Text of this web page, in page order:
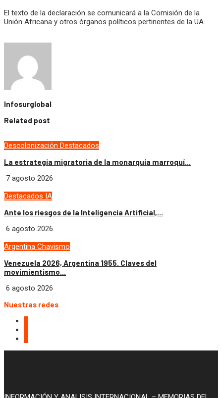
El texto de la declaración se comunicará a la Comisión de la
Unión Africana y otros órganos políticos pertinentes de la UA.
Infosurglobal
Related post
Descolonización Destacados
La estrategia migratoria de la monarquía marroquí...
7 agosto 2026
Destacados IA
Ante los riesgos de la Inteligencia Artificial,...
6 agosto 2026
Argentina Chavismo
Venezuela 2026, Argentina 1955. Claves del
movimientismo...
6 agosto 2026
Nuestras redes